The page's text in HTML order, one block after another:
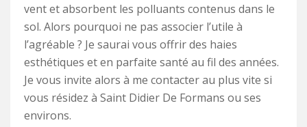
vent et absorbent les polluants contenus dans le
sol. Alors pourquoi ne pas associer l’utile à
l’agréable ? Je saurai vous offrir des haies
esthétiques et en parfaite santé au fil des années.
Je vous invite alors à me contacter au plus vite si
vous résidez à Saint Didier De Formans ou ses
environs.